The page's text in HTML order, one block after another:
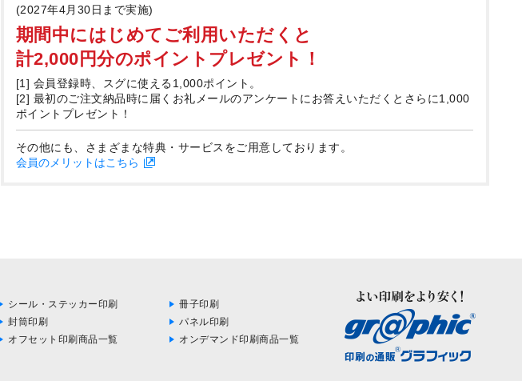
(2027年4月30日まで実施)
期間中にはじめてご利用いただくと
計2,000円分のポイントプレゼント！
[1] 会員登録時、スグに使える1,000ポイント。
[2] 最初のご注文納品時に届くお礼メールのアンケートにお答えいただくとさらに1,000
ポイントプレゼント！
その他にも、さまざまな特典・サービスをご用意しております。
会員のメリットはこちら
シール・ステッカー印刷
冊子印刷
封筒印刷
パネル印刷
オフセット印刷商品一覧
オンデマンド印刷商品一覧